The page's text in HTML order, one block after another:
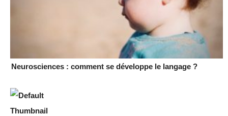
Neurosciences : comment se développe le langage ?